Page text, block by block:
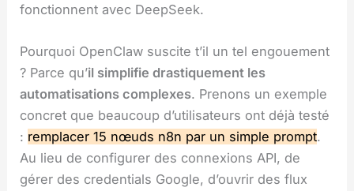
fonctionnent avec DeepSeek.
Pourquoi OpenClaw suscite t’il un tel engouement
? Parce qu’il simplifie drastiquement les
automatisations complexes. Prenons un exemple
concret que beaucoup d’utilisateurs ont déjà testé
: remplacer 15 nœuds n8n par un simple prompt.
Au lieu de configurer des connexions API, de
gérer des credentials Google, d’ouvrir des flux